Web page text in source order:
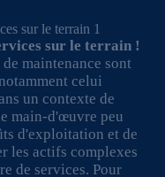
sur le terrain !
maintenance sont
celui
un contexte de
main-d'œuvre peu
d'exploitation et de
les actifs complexes
de services. Pour